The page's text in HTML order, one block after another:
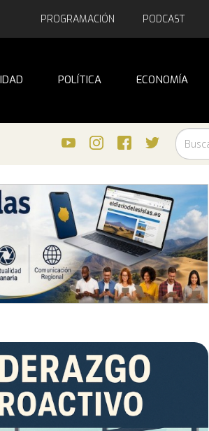
PROGRAMACIÓN PODCAST
POLÍTICA ECONOMÍA